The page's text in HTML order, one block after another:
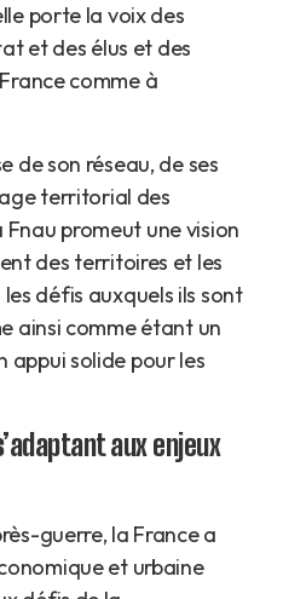
porte la voix des
et des élus et des
comme à
de son réseau, de ses
territorial des
Fnau promeut une vision
des territoires et les
défis auxquels ils sont
ainsi comme étant un
appui solide pour les
aux enjeux
guerre, la France a
et urbaine